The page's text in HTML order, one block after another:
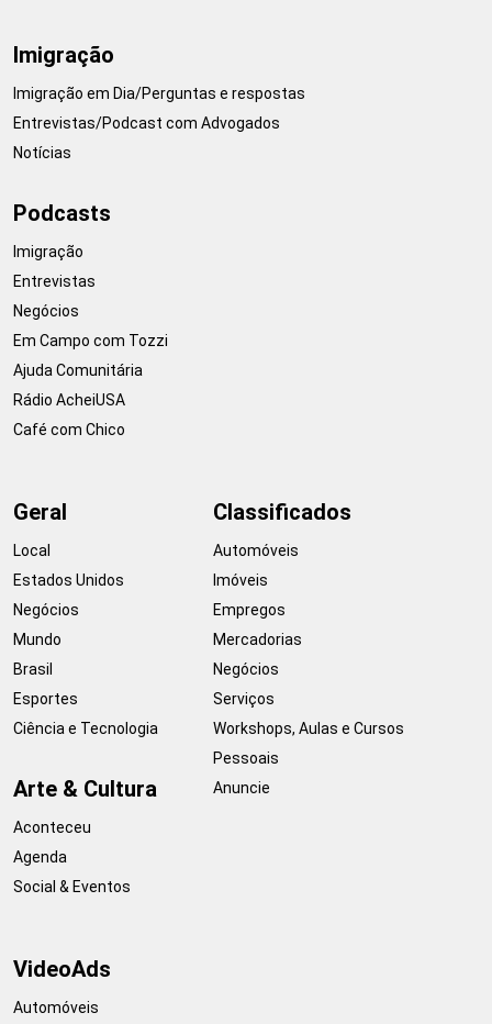
Imigração
Imigração em Dia/Perguntas e respostas
Entrevistas/Podcast com Advogados
Notícias
Podcasts
Imigração
Entrevistas
Negócios
Em Campo com Tozzi
Ajuda Comunitária
Rádio AcheiUSA
Café com Chico
Geral
Local
Estados Unidos
Negócios
Mundo
Brasil
Esportes
Ciência e Tecnologia
Arte & Cultura
Aconteceu
Agenda
Social & Eventos
Classificados
Automóveis
Imóveis
Empregos
Mercadorias
Negócios
Serviços
Workshops, Aulas e Cursos
Pessoais
Anuncie
VideoAds
Automóveis